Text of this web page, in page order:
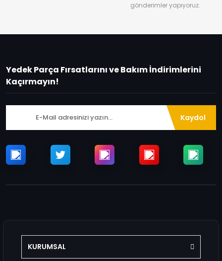
gönderimler yapıyoruz.
Yedek Parça Fırsatlarını ve Bakım İndirimlerini
Kaçırmayın!
Kaydol
KURUMSAL